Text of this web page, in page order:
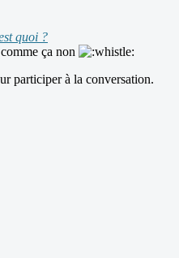
quoi ?
ça non
participer à la conversation.